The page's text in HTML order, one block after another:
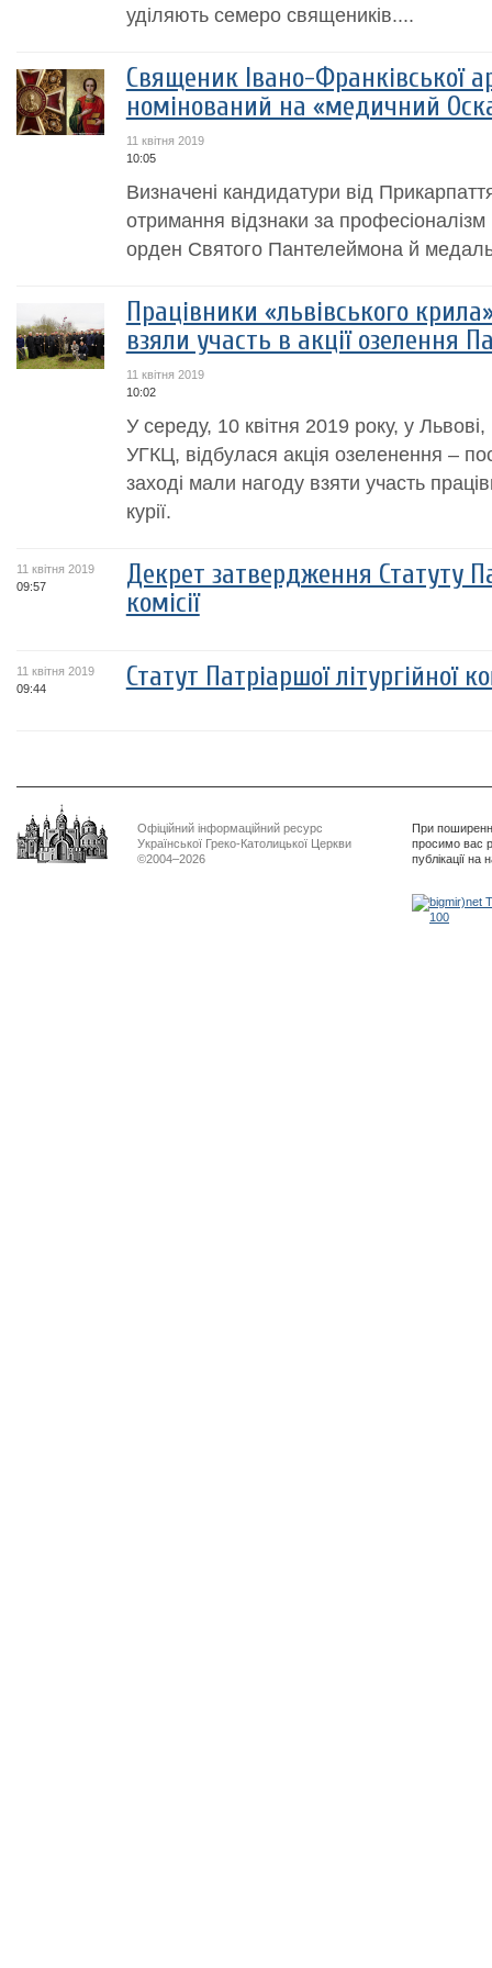
уділяють семеро священиків....
Священик Івано-Франківської
номінований на «медичний
11 квітня 2019
10:05
Визначені кандидатури від
отримання відзнаки за
орден Святого Пантелеймона й
Працівники «львівського
взяли участь в акції озелення
11 квітня 2019
10:02
У середу, 10 квітня 2019 року, у
УГКЦ, відбулася акція озеленення –
заході мали нагоду взяти участь
курії.
11 квітня 2019
09:57
Декрет затвердження Статуту
комісії
11 квітня 2019
09:44
Статут Патріаршої літургійної
Офіційний інформаційний ресурс
Української Греко-Католицької Церкви
©2004–2026
При
просимо вас
публікації на